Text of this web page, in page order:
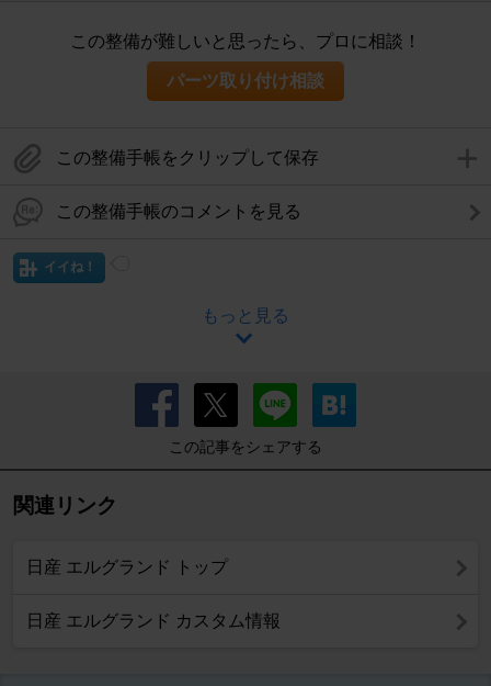
この整備が難しいと思ったら、プロに相談！
パーツ取り付け相談
この整備手帳をクリップして保存
この整備手帳のコメントを見る
イイね！
もっと見る
この記事をシェアする
関連リンク
日産 エルグランド トップ
日産 エルグランド カスタム情報